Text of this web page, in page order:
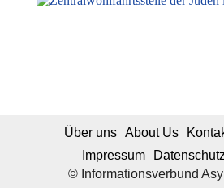
© Informationsverbund
Über uns About Us
Impressum
Datenschutz